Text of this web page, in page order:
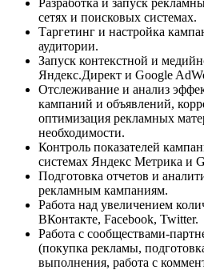
сетях и поисковых системах.
Таргетинг и настройка
аудитории.
Запуск контекстной и
Яндекс.Директ и Google
Отслеживание и анализ
кампаний и объявлений,
оптимизация рекламных
необходимости.
Контроль показателей
системах Яндекс Метрика и
Подготовка отчетов и
рекламным кампаниям.
Работа над увеличением
ВКонтакте, Facebook, Twitter.
Работа с сообществами-
(покупка рекламы,
выполнения, работа с